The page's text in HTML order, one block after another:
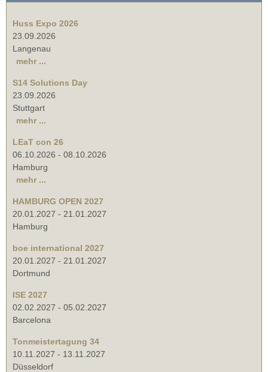
Huss Expo 2026
23.09.2026
Langenau
mehr ...
S14 Solutions Day
23.09.2026
Stuttgart
mehr ...
LEaT con 26
06.10.2026 - 08.10.2026
Hamburg
mehr ...
HAMBURG OPEN 2027
20.01.2027 - 21.01.2027
Hamburg
boe international 2027
20.01.2027 - 21.01.2027
Dortmund
ISE 2027
02.02.2027 - 05.02.2027
Barcelona
Tonmeistertagung 34
10.11.2027 - 13.11.2027
Düsseldorf